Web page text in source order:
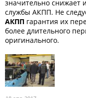
значительно снижает
службы АКПП. Не
АКПП гарантия их
более длительного
оригинального.